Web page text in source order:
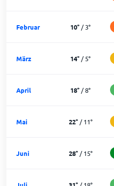
Februar 10° /3°
März 14° /5°
April 18° /8°
Mai 22°/11°
Juni 28°/15°